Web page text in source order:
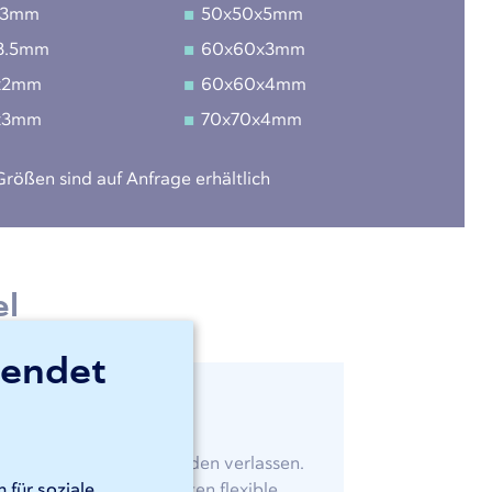
50x50x5mm
60x60x3mm
60x60x4mm
70x70x4mm
sind auf Anfrage erhältlich
Rohrlaserschneiden verlassen.